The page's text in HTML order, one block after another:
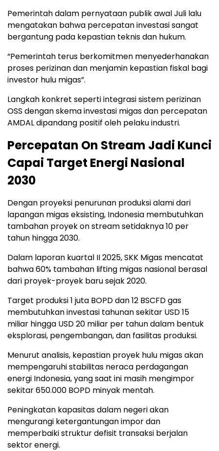
Pemerintah dalam pernyataan publik awal Juli lalu
mengatakan bahwa percepatan investasi sangat
bergantung pada kepastian teknis dan hukum.
“Pemerintah terus berkomitmen menyederhanakan
proses perizinan dan menjamin kepastian fiskal bagi
investor hulu migas”.
Langkah konkret seperti integrasi sistem perizinan
OSS dengan skema investasi migas dan percepatan
AMDAL dipandang positif oleh pelaku industri.
Percepatan On Stream Jadi Kunci
Capai Target Energi Nasional
2030
Dengan proyeksi penurunan produksi alami dari
lapangan migas eksisting, Indonesia membutuhkan
tambahan proyek on stream setidaknya 10 per
tahun hingga 2030.
Dalam laporan kuartal II 2025, SKK Migas mencatat
bahwa 60% tambahan lifting migas nasional berasal
dari proyek-proyek baru sejak 2020.
Target produksi 1 juta BOPD dan 12 BSCFD gas
membutuhkan investasi tahunan sekitar USD 15
miliar hingga USD 20 miliar per tahun dalam bentuk
eksplorasi, pengembangan, dan fasilitas produksi.
Menurut analisis, kepastian proyek hulu migas akan
mempengaruhi stabilitas neraca perdagangan
energi Indonesia, yang saat ini masih mengimpor
sekitar 650.000 BOPD minyak mentah.
Peningkatan kapasitas dalam negeri akan
mengurangi ketergantungan impor dan
memperbaiki struktur defisit transaksi berjalan
sektor energi.